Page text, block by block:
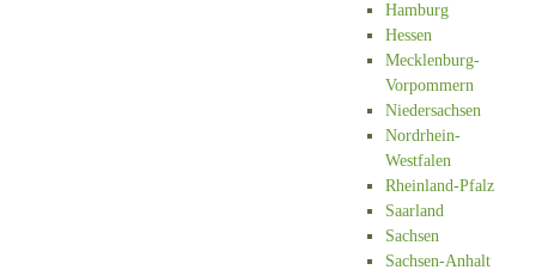
Hamburg
Hessen
Mecklenburg-
Vorpommern
Niedersachsen
Nordrhein-
Westfalen
Rheinland-Pfalz
Saarland
Sachsen
Sachsen-Anhalt